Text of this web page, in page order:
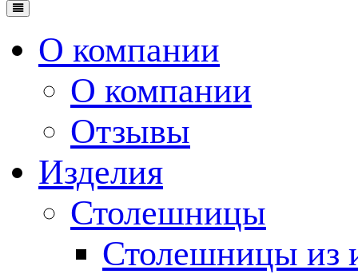
О компании
О компании
Отзывы
Изделия
Столешницы
Столешницы из